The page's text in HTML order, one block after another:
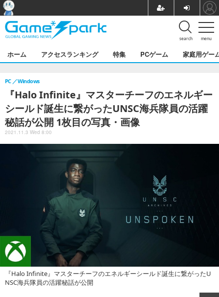
menu
search
ホーム アクセスランキング 特集 PCゲーム 家庭用ゲー
『Halo Infinite』マスターチーフのエネルギー
シールド誕生に繋がったUNSC海兵隊員の活躍
秘話が公開 1枚目の写真・画像
PC Windows
2021.11.3 Wed 8:00
『Halo Infinite』マスターチーフのエネルギーシールド誕生に繋がったU
NSC海兵隊員の活躍秘話が公開